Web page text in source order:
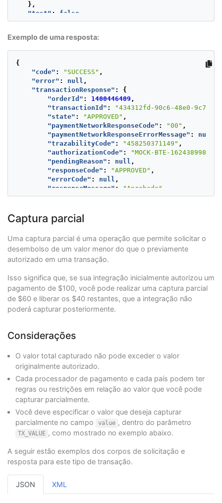
},
"test" :
false
}
Exemplo de uma resposta:
{
"code" : "SUCCESS" ,
"error" : null ,
"transactionResponse" :
{
"orderId" : 1400446409 ,
"transactionId" :
"434312fd-90c6-48e0-9c73-
"state" : "APPROVED" ,
"paymentNetworkResponseCode" : "00" ,
"paymentNetworkResponseErrorMessage" : null
"trazabilityCode" : "458250371149" ,
"authorizationCode" :
"MOCK-BTE-
"pendingReason" : null ,
"responseCode" : "APPROVED" ,
"errorCode" : null ,
"responseMessage" : "Aprobado"
"transactionDate": null,
"operationDate"
"referenceQuestionnaire"
"BANK_REFERENCED_CODE": "CREDIT",
"PAYMENT_WAY_ID":
"4"
},
"paymentNetwork": "BANORTE" ,
"rejectionType": "NONE",
"responseNetworkMessage": null,
"travelAgencyAuthorizationCode"
"cardType": null
}
Captura parcial
Uma captura parcial é uma operação que permite solicitar o
desembolso de um valor menor do que o previamente
autorizado em uma transação.
Isso significa que, se sua integração inicialmente autorizou um
pagamento de $100, você pode realizar uma captura parcial
de $60 e liberar os $40 restantes, que a integração não
poderá capturar posteriormente.
Considerações
O valor total capturado não pode exceder o valor
originalmente autorizado.
Cada processador de pagamento e cada país podem ter
regras ou restrições em relação ao valor que você pode
capturar parcialmente.
Você deve especificar o valor que deseja capturar
parcialmente no campo
value , dentro do parâmetro
TX_VALUE , como mostrado no exemplo abaixo.
A seguir estão exemplos dos corpos de solicitação e
resposta para este tipo de transação.
JSON XML